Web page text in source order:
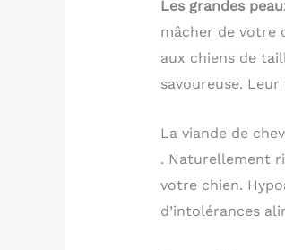
Les grandes
mâcher de votre
aux chiens de
savoureuse.
La viande de
. Naturellement
votre chien.
d’intolérances